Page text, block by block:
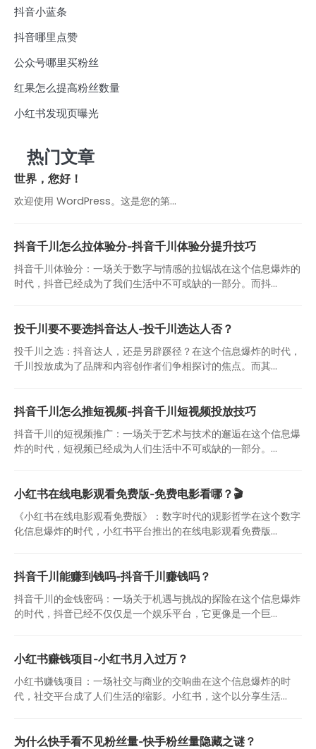
抖音小蓝条
抖音哪里点赞
公众号哪里买粉丝
红果怎么提高粉丝数量
小红书发现页曝光
热门文章
世界，您好！
欢迎使用 WordPress。这是您的第…
抖音千川怎么拉体验分-抖音千川体验分提升技巧
抖音千川体验分：一场关于数字与情感的拉锯战在这个信息爆炸的
时代，抖音已经成为了我们生活中不可或缺的一部分。而抖...
投千川要不要选抖音达人-投千川选达人否？
投千川之选：抖音达人，还是另辟蹊径？在这个信息爆炸的时代，
千川投放成为了品牌和内容创作者们争相探讨的焦点。而其...
抖音千川怎么推短视频-抖音千川短视频投放技巧
抖音千川的短视频推广：一场关于艺术与技术的邂逅在这个信息爆
炸的时代，短视频已经成为人们生活中不可或缺的一部分。...
小红书在线电影观看免费版-免费电影看哪？🎬
《小红书在线电影观看免费版》：数字时代的观影哲学在这个数字
化信息爆炸的时代，小红书平台推出的在线电影观看免费版...
抖音千川能赚到钱吗-抖音千川赚钱吗？
抖音千川的金钱密码：一场关于机遇与挑战的探险在这个信息爆炸
的时代，抖音已经不仅仅是一个娱乐平台，它更像是一个巨...
小红书赚钱项目-小红书月入过万？
小红书赚钱项目：一场社交与商业的交响曲在这个信息爆炸的时
代，社交平台成了人们生活的缩影。小红书，这个以分享生活...
为什么快手看不见粉丝量-快手粉丝量隐藏之谜？